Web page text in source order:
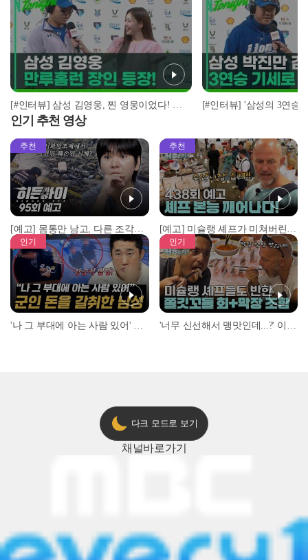
[#인터뷰] 삼성 김영웅, 찐 영웅이었다! 통산 두 번째 만루홈런 폭발 I #베이스볼투나잇 2025.03.25
인기 추천 영상
추천
[예고] 몸통만 남고, 다른 조각은 어디에..? 시화호에서 드러난 충격적인 토막 살인사건!
추천
[예고] 미슐랭 셰프가 미쳐버린 이유! 본능이 깨어난 사건은?
인기 인기
다크 모드로 보기
채널바로가기